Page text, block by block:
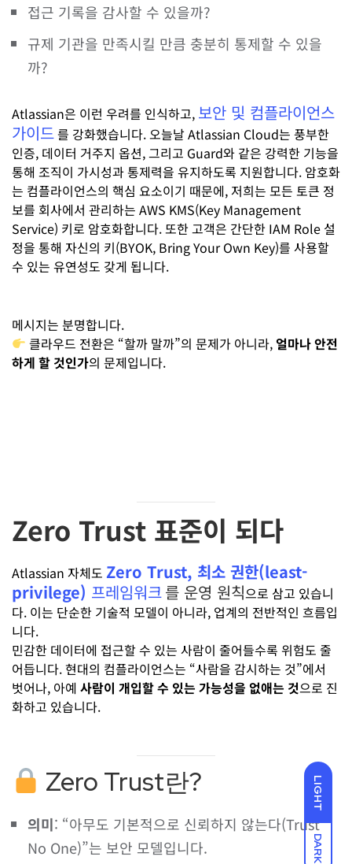
LIGHT
DARK
접근 기록을 감사할 수 있을까?
규제 기관을 만족시킬 만큼 충분히 통제할 수 있을
까?
Atlassian은 이런 우려를 인식하고, 보안 및 컴플라이언스
가이드를 강화했습니다. 오늘날 Atlassian Cloud는 풍부한
인증, 데이터 거주지 옵션, 그리고 Guard와 같은 강력한 기능을
통해 조직이 가시성과 통제력을 유지하도록 지원합니다. 암호화
는 컴플라이언스의 핵심 요소이기 때문에, 저희는 모든 토큰 정
보를 회사에서 관리하는 AWS KMS(Key Management
Service) 키로 암호화합니다. 또한 고객은 간단한 IAM Role 설
정을 통해 자신의 키(BYOK, Bring Your Own Key)를 사용할
수 있는 유연성도 갖게 됩니다.
메시지는 분명합니다.
클라우드 전환은 “할까 말까”의 문제가 아니라,얼마나 안전
하게 할 것인가의 문제입니다.
Zero Trust 표준이 되다
Atlassian 자체도 Zero Trust, 최소 권한(least-
privilege) 프레임워크를 운영 원칙으로 삼고 있습니
다. 이는 단순한 기술적 모델이 아니라, 업계의 전반적인 흐름입
니다.
민감한 데이터에 접근할 수 있는 사람이 줄어들수록 위험도 줄
어듭니다. 현대의 컴플라이언스는 “사람을 감시하는 것”에서
벗어나, 아예 사람이 개입할 수 있는 가능성을 없애는 것으로 진
화하고 있습니다.
Zero Trust란?
의미: “아무도 기본적으로 신뢰하지 않는다(Trust
No One)”는 보안 모델입니다.